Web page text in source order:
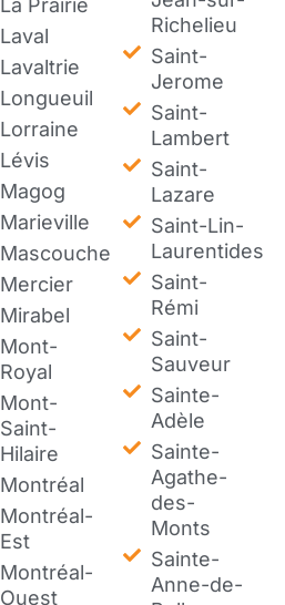
La Prairie
Laval
Lavaltrie
Longueuil
Lorraine
Lévis
Magog
Marieville
Mascouche
Mercier
Mirabel
Mont-
Royal
Mont-
Saint-
Hilaire
Montréal
Montréal-
Est
Montréal-
Ouest
Richelieu
Saint-
Jerome
Saint-
Lambert
Saint-
Lazare
Saint-Lin-
Laurentides
Saint-
Rémi
Saint-
Sauveur
Sainte-
Adèle
Sainte-
Agathe-
des-
Monts
Sainte-
Anne-de-